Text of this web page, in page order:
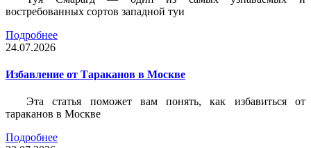
востребованных сортов западной туи
Подробнее
24.07.2026
Избавление от Тараканов в Москве
Эта статья поможет вам понять, как избавиться от
тараканов в Москве
Подробнее